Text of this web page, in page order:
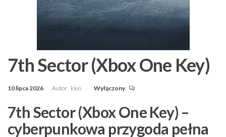
7th Sector (Xbox One Key)
10 lipca 2026 Autor kleo Wyłączony
7th Sector (Xbox One Key) –
cyberpunkowa przygoda pełna